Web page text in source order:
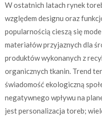
W ostatnich latach rynek
względem designu oraz
popularnością cieszą się
materiałów przyjaznych dla
produktów wykonanych z
organicznych tkanin. Trend
świadomość ekologiczną
negatywnego wpływu na
jest personalizacja toreb;